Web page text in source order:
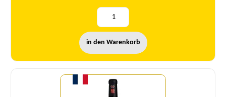
in den Warenkorb
Menge